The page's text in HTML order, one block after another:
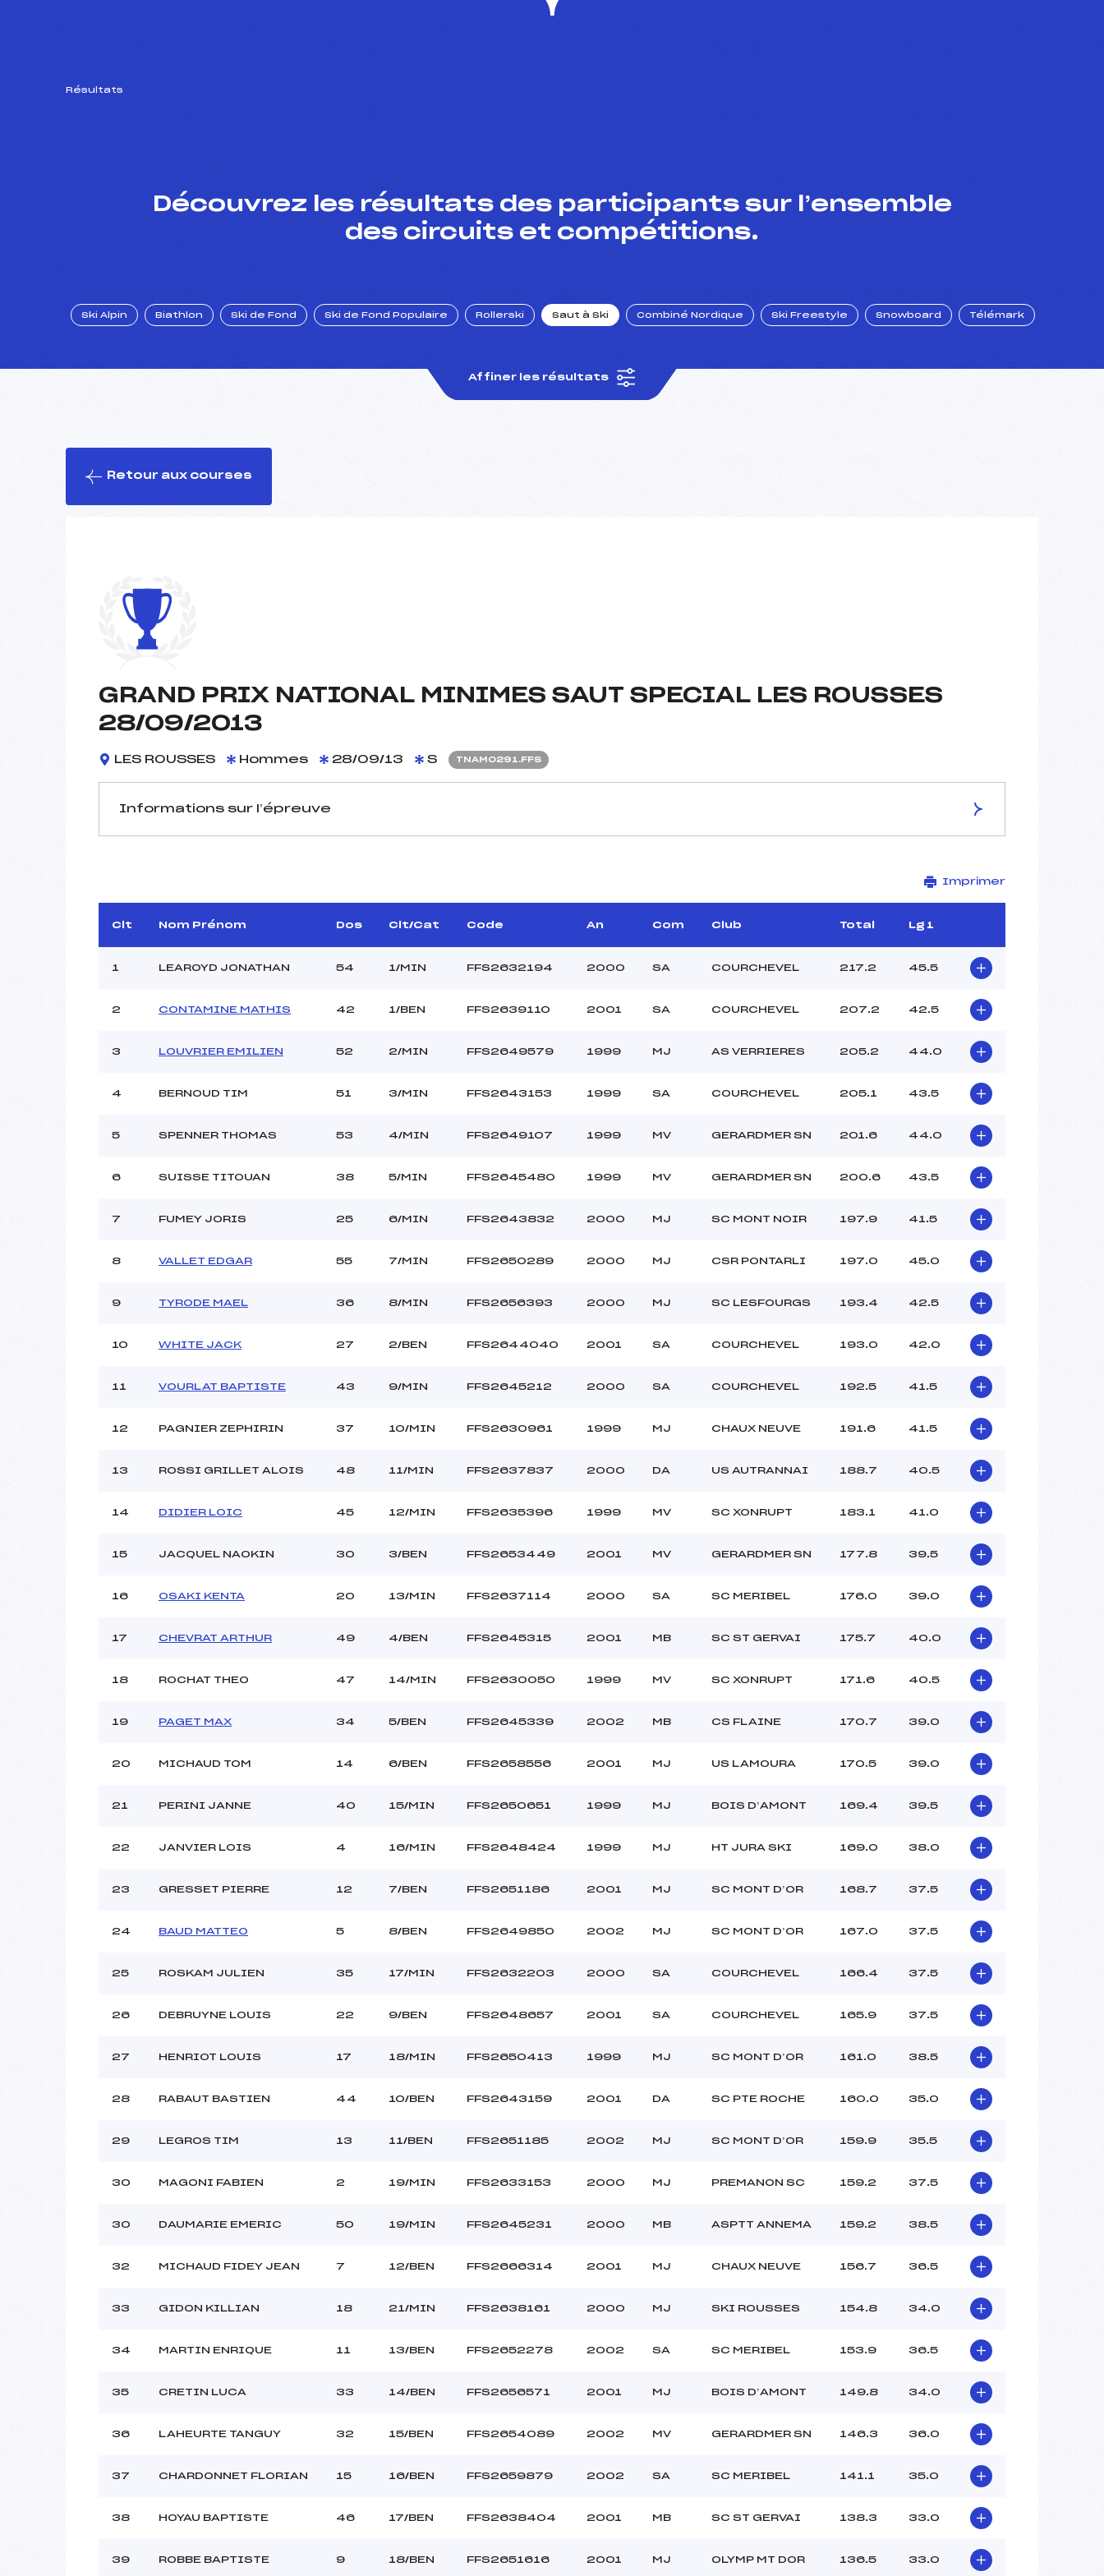
Résultats
Découvrez les résultats des participants sur l’ensemble
des circuits et compétitions.
Ski Alpin Biathlon Ski de Fond Ski de Fond Populaire Rollerski Saut à Ski Combiné Nordique Ski Freestyle Snowboard Télémark
Affiner les résultats
Retour aux courses
GRAND PRIX NATIONAL MINIMES SAUT SPECIAL LES ROUSSES
28/09/2013
LES ROUSSES Hommes 28/09/13 S TNAM0291.FFS
Informations sur l’épreuve
Délégué Technique :
PIERRAT BERNARD (MV)
D.T Adjoint :
MONNOYEUR JEAN MARIE (MJ)
MORAT GILLES (SA)
Juge B :
BOUVARD ODETTE (MJ)
Juge C :
MAGONI FREDERIC (MJ)
VANINI REGIS (MJ)
BUFFARD BENOIT (MJ)
Piste :
LES TUFFES
45 m
Imprimer
Clt Nom Prénom Dos Clt/Cat Code An Com Club Total Lg 1
1 LEAROYD JONATHAN 54 1/MIN FFS2632194 2000 SA COURCHEVEL 217.2 45.5
2 CONTAMINE MATHIS 42 1/BEN FFS2639110 2001 SA COURCHEVEL 207.2 42.5
3 LOUVRIER EMILIEN 52 2/MIN FFS2649579 1999 MJ AS VERRIERES 205.2 44.0
4 BERNOUD TIM 51 3/MIN FFS2643153 1999 SA COURCHEVEL 205.1 43.5
5 SPENNER THOMAS 53 4/MIN FFS2649107 1999 MV GERARDMER SN 201.6 44.0
6 SUISSE TITOUAN 38 5/MIN FFS2645480 1999 MV GERARDMER SN 200.6 43.5
7 FUMEY JORIS 25 6/MIN FFS2643832 2000 MJ SC MONT NOIR 197.9 41.5
8 VALLET EDGAR 55 7/MIN FFS2650289 2000 MJ CSR PONTARLI 197.0 45.0
9 TYRODE MAEL 36 8/MIN FFS2656393 2000 MJ SC LESFOURGS 193.4 42.5
10 WHITE JACK 27 2/BEN FFS2644040 2001 SA COURCHEVEL 193.0 42.0
11 VOURLAT BAPTISTE 43 9/MIN FFS2645212 2000 SA COURCHEVEL 192.5 41.5
12 PAGNIER ZEPHIRIN 37 10/MIN FFS2630961 1999 MJ CHAUX NEUVE 191.6 41.5
13 ROSSI GRILLET ALOIS 48 11/MIN FFS2637837 2000 DA US AUTRANNAI 188.7 40.5
14 DIDIER LOIC 45 12/MIN FFS2635396 1999 MV SC XONRUPT 183.1 41.0
15 JACQUEL NAOKIN 30 3/BEN FFS2653449 2001 MV GERARDMER SN 177.8 39.5
16 OSAKI KENTA 20 13/MIN FFS2637114 2000 SA SC MERIBEL 176.0 39.0
17 CHEVRAT ARTHUR 49 4/BEN FFS2645315 2001 MB SC ST GERVAI 175.7 40.0
18 ROCHAT THEO 47 14/MIN FFS2630050 1999 MV SC XONRUPT 171.6 40.5
19 PAGET MAX 34 5/BEN FFS2645339 2002 MB CS FLAINE 170.7 39.0
20 MICHAUD TOM 14 6/BEN FFS2658556 2001 MJ US LAMOURA 170.5 39.0
21 PERINI JANNE 40 15/MIN FFS2650651 1999 MJ BOIS D’AMONT 169.4 39.5
22 JANVIER LOIS 4 16/MIN FFS2648424 1999 MJ HT JURA SKI 169.0 38.0
23 GRESSET PIERRE 12 7/BEN FFS2651186 2001 MJ SC MONT D’OR 168.7 37.5
24 BAUD MATTEO 5 8/BEN FFS2649850 2002 MJ SC MONT D’OR 167.0 37.5
25 ROSKAM JULIEN 35 17/MIN FFS2632203 2000 SA COURCHEVEL 166.4 37.5
26 DEBRUYNE LOUIS 22 9/BEN FFS2648657 2001 SA COURCHEVEL 165.9 37.5
27 HENRIOT LOUIS 17 18/MIN FFS2650413 1999 MJ SC MONT D’OR 161.0 38.5
28 RABAUT BASTIEN 44 10/BEN FFS2643159 2001 DA SC PTE ROCHE 160.0 35.0
29 LEGROS TIM 13 11/BEN FFS2651185 2002 MJ SC MONT D’OR 159.9 35.5
30 MAGONI FABIEN 2 19/MIN FFS2633153 2000 MJ PREMANON SC 159.2 37.5
30 DAUMARIE EMERIC 50 19/MIN FFS2645231 2000 MB ASPTT ANNEMA 159.2 38.5
32 MICHAUD FIDEY JEAN 7 12/BEN FFS2666314 2001 MJ CHAUX NEUVE 156.7 36.5
33 GIDON KILLIAN 18 21/MIN FFS2638161 2000 MJ SKI ROUSSES 154.8 34.0
34 MARTIN ENRIQUE 11 13/BEN FFS2652278 2002 SA SC MERIBEL 153.9 36.5
35 CRETIN LUCA 33 14/BEN FFS2656571 2001 MJ BOIS D’AMONT 149.8 34.0
36 LAHEURTE TANGUY 32 15/BEN FFS2654089 2002 MV GERARDMER SN 146.3 36.0
37 CHARDONNET FLORIAN 15 16/BEN FFS2659879 2002 SA SC MERIBEL 141.1 35.0
38 HOYAU BAPTISTE 46 17/BEN FFS2638404 2001 MB SC ST GERVAI 138.3 33.0
39 ROBBE BAPTISTE 9 18/BEN FFS2651616 2001 MJ OLYMP MT DOR 136.5 33.0